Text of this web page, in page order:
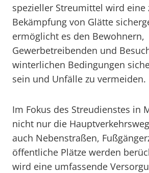
spezieller Streumittel wird eine
Bekämpfung von Glätte
ermöglicht es den Bewohnern,
Gewerbetreibenden und
winterlichen Bedingungen
sein und Unfälle zu vermeiden.
Im Fokus des Streudienstes in
nicht nur die
auch Nebenstraßen,
öffentliche Plätze werden
wird eine umfassende